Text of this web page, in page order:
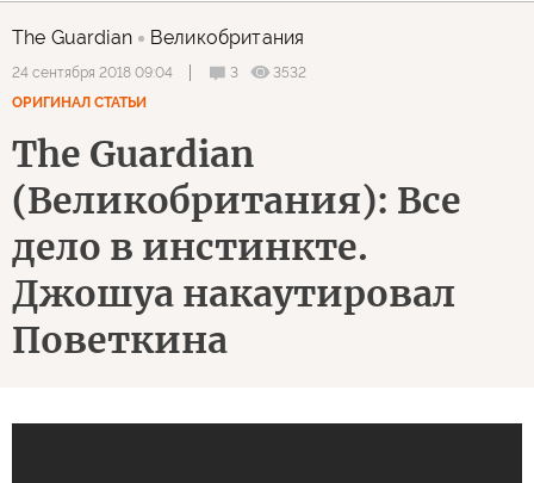
The Guardian Великобритания
24 сентября 2018 09:04 3
3532
ОРИГИНАЛ СТАТЬИ
The Guardian
(Великобритания): Все
дело в инстинкте.
Джошуа накаутировал
Поветкина